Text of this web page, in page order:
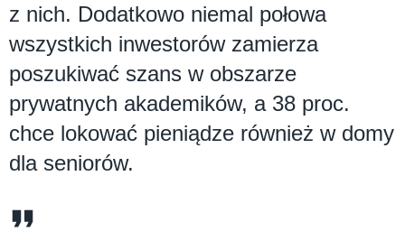
z nich. Dodatkowo niemal połowa
wszystkich inwestorów zamierza
poszukiwać szans w obszarze
prywatnych akademików, a 38 proc.
chce lokować pieniądze również w domy
dla seniorów.